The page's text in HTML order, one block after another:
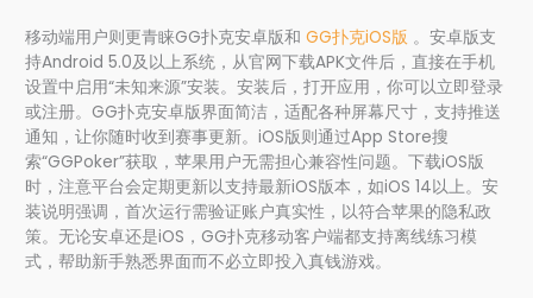
移动端用户则更青睐GG扑克安卓版和GG扑克iOS版 。安卓版支
持Android 5.0及以上系统，从官网下载APK文件后，直接在手机
设置中启用“未知来源”安装。安装后，打开应用，你可以立即登录
或注册。GG扑克安卓版界面简洁，适配各种屏幕尺寸，支持推送
通知，让你随时收到赛事更新。iOS版则通过App Store搜
索“GGPoker”获取，苹果用户无需担心兼容性问题。下载iOS版
时，注意平台会定期更新以支持最新iOS版本，如iOS 14以上。安
装说明强调，首次运行需验证账户真实性，以符合苹果的隐私政
策。无论安卓还是iOS，GG扑克移动客户端都支持离线练习模
式，帮助新手熟悉界面而不必立即投入真钱游戏。